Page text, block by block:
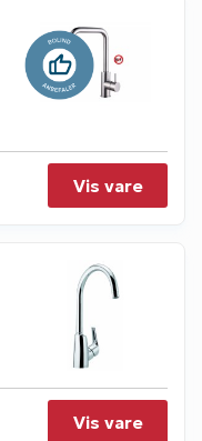
Vis vare
Vis vare